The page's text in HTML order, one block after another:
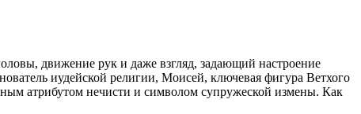
движение рук и даже взгляд, задающий настроение
иудейской религии, Моисей, ключевая фигура Ветхого
атрибутом нечисти и символом супружеской измены. Как